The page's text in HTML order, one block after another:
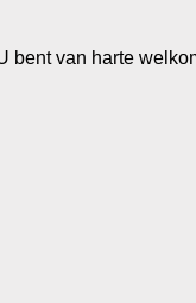
bent van harte